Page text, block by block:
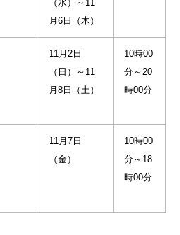
（水）～11
月6日（木）
11月2日
（日）～11
月8日（土）
10時00
分～20
時00分
11月7日
（金）
10時00
分～18
時00分